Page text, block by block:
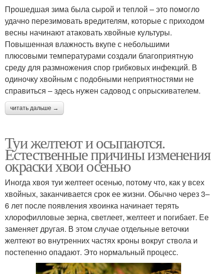
Прошедшая зима была сырой и теплой – это помогло
удачно перезимовать вредителям, которые с приходом
весны начинают атаковать хвойные культуры.
Повышенная влажность вкупе с небольшими
плюсовыми температурами создали благоприятную
среду для размножения спор грибковых инфекций. В
одиночку хвойным с подобными неприятностями не
справиться – здесь нужен садовод с опрыскивателем.
читать дальше →
Туи желтеют и осыпаются.
Естественные причины изменения
окраски хвои осенью
Иногда хвоя туи желтеет осенью, потому что, как у всех
хвойных, заканчивается срок ее жизни. Обычно через 3–
6 лет после появления хвоинка начинает терять
хлорофилловые зерна, светлеет, желтеет и погибает. Ее
заменяет другая. В этом случае отдельные веточки
желтеют во внутренних частях кроны вокруг ствола и
постепенно опадают. Это нормальный процесс.